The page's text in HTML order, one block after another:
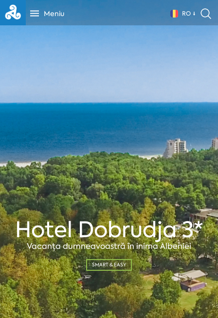
Meniu RO
Hotel Dobrudja 3*
Vacanța dumneavoastră în inima Albeniei
SMART & EASY